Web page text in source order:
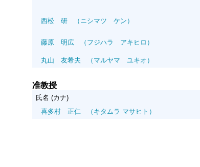
西松 研 （ニシマツ ケン）
藤原 明広 （フジハラ アキヒロ）
丸山 友希夫
（マルヤマ ユキオ）
准教授
氏名 (カナ)
喜多村 正仁
（キタムラ マサヒト）